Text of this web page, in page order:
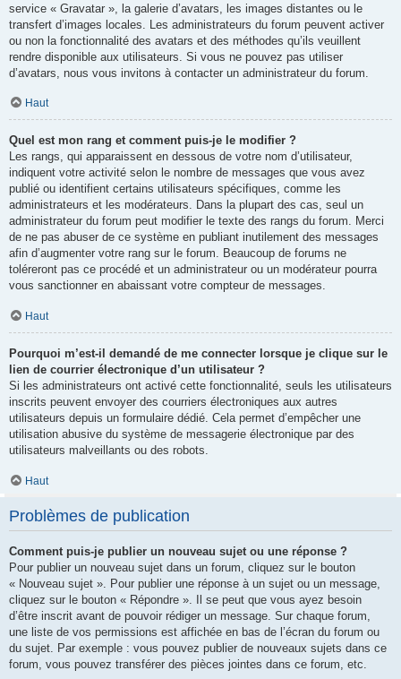
service « Gravatar », la galerie d’avatars, les images distantes ou le
transfert d’images locales. Les administrateurs du forum peuvent activer
ou non la fonctionnalité des avatars et des méthodes qu’ils veuillent
rendre disponible aux utilisateurs. Si vous ne pouvez pas utiliser
d’avatars, nous vous invitons à contacter un administrateur du forum.
Haut
Quel est mon rang et comment puis-je le modifier ?
Les rangs, qui apparaissent en dessous de votre nom d’utilisateur,
indiquent votre activité selon le nombre de messages que vous avez
publié ou identifient certains utilisateurs spécifiques, comme les
administrateurs et les modérateurs. Dans la plupart des cas, seul un
administrateur du forum peut modifier le texte des rangs du forum. Merci
de ne pas abuser de ce système en publiant inutilement des messages
afin d’augmenter votre rang sur le forum. Beaucoup de forums ne
toléreront pas ce procédé et un administrateur ou un modérateur pourra
vous sanctionner en abaissant votre compteur de messages.
Haut
Pourquoi m’est-il demandé de me connecter lorsque je clique sur le
lien de courrier électronique d’un utilisateur ?
Si les administrateurs ont activé cette fonctionnalité, seuls les utilisateurs
inscrits peuvent envoyer des courriers électroniques aux autres
utilisateurs depuis un formulaire dédié. Cela permet d’empêcher une
utilisation abusive du système de messagerie électronique par des
utilisateurs malveillants ou des robots.
Haut
Problèmes de publication
Comment puis-je publier un nouveau sujet ou une réponse ?
Pour publier un nouveau sujet dans un forum, cliquez sur le bouton
« Nouveau sujet ». Pour publier une réponse à un sujet ou un message,
cliquez sur le bouton « Répondre ». Il se peut que vous ayez besoin
d’être inscrit avant de pouvoir rédiger un message. Sur chaque forum,
une liste de vos permissions est affichée en bas de l’écran du forum ou
du sujet. Par exemple : vous pouvez publier de nouveaux sujets dans ce
forum, vous pouvez transférer des pièces jointes dans ce forum, etc.